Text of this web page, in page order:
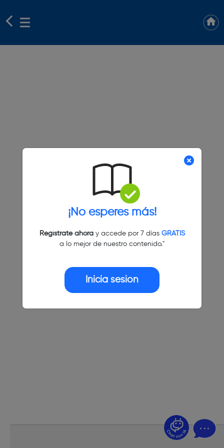
¡No esperes más!
Regístrate ahoray accede por 7 días GRATIS
a lo mejor de nuestro contenido."
Inicia sesión